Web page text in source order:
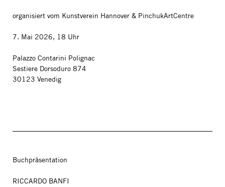
organisiert vom Kunstverein Hannover & PinchukArtCentre
7. Mai 2026, 18 Uhr
Palazzo Contarini Polignac
Sestiere Dorsoduro 874
30123 Venedig
Buchpräsentation
RICCARDO BANFI